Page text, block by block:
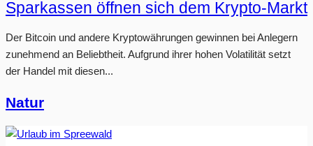
Sparkassen öffnen sich dem Krypto-Markt
Der Bitcoin und andere Kryptowährungen gewinnen bei Anlegern
zunehmend an Beliebtheit. Aufgrund ihrer hohen Volatilität setzt
der Handel mit diesen...
Natur